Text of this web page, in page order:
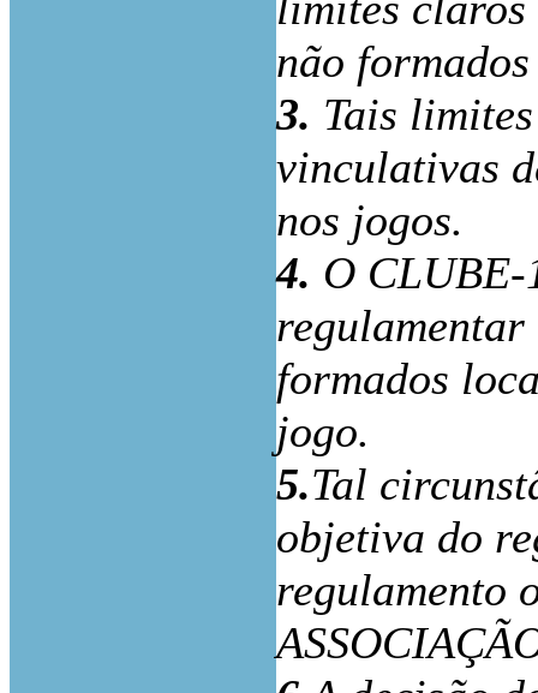
não
3. Tais
vinculativas
nos jogos.
4. O
formados
jogo.
5.Tal
objetiva do
regulamento